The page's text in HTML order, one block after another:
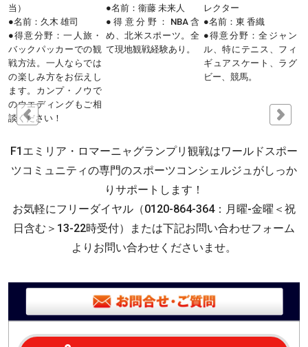
当）
●名前：久木 雄司
●得意分野：一人旅・
バックパッカーでの観
戦方法。一人ならでは
の楽しみ方をお伝えし
ます。カンプ・ノウで
のウエディングもご相
談ください！
●名前：衞藤 未来人
●得意分野：NBA含
め、北米スポーツ。全
て現地観戦経験あり。
レクター
●名前：東 香織
●得意分野：全ジャン
ル、特にテニス、フィ
ギュアスケート、ラグ
ビー、競馬。
F1エミリア・ロマーニャグランプリ観戦はワールドスポー
ツコミュニティの専門のスポーツコンシェルジュがしっか
りサポートします！
お気軽にフリーダイヤル（0120-864-364：月曜-金曜＜祝
日含む＞13-22時受付）または下記お問い合わせフォーム
よりお問い合わせくださいませ。